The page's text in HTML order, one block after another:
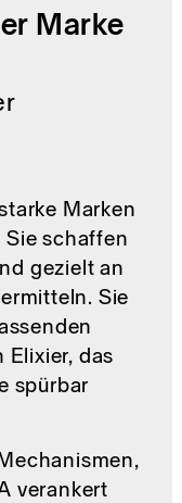
Marke
Marken
Sie schaffen
gezielt an
Sie
Elixier, das
spürbar
verankert